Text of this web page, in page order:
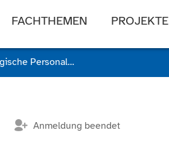
FACHTHEMEN PROJEKTE
Superkräfte entfalten: Strategische Personalentwicklung
Anmeldung beendet